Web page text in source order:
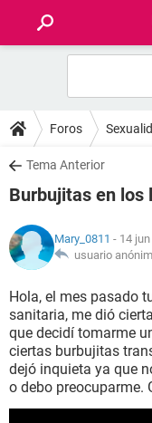
FOROS
SALUD
FAMILIA
NUTRICIÓN
BIENESTAR
SEXUALIDAD
GLOSARIO
Foros
Tema Anterior
Burbujitas en los
Mary_0811 - 14
usuario
Hola, el mes pasado
sanitaria, me dió
que decidí tomarme
ciertas burbujitas
dejó inquieta ya que
o debo preocuparme.